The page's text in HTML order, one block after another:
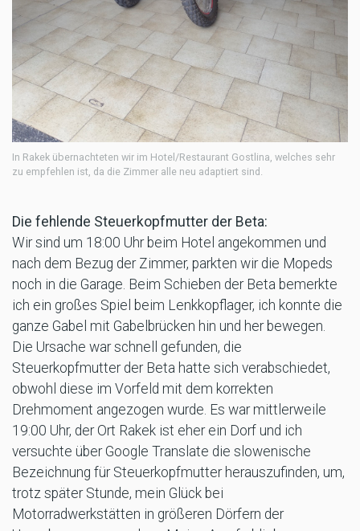
In Rakek übernachteten wir im Hotel/Restaurant Gostlina, welches sehr
zu empfehlen ist, da die Zimmer alle neu adaptiert sind.
Die fehlende Steuerkopfmutter der Beta:
Wir sind um 18:00 Uhr beim Hotel angekommen und
nach dem Bezug der Zimmer, parkten wir die Mopeds
noch in die Garage. Beim Schieben der Beta bemerkte
ich ein großes Spiel beim Lenkkopflager, ich konnte die
ganze Gabel mit Gabelbrücken hin und her bewegen.
Die Ursache war schnell gefunden, die
Steuerkopfmutter der Beta hatte sich verabschiedet,
obwohl diese im Vorfeld mit dem korrekten
Drehmoment angezogen wurde. Es war mittlerweile
19:00 Uhr, der Ort Rakek ist eher ein Dorf und ich
versuchte über Google Translate die slowenische
Bezeichnung für Steuerkopfmutter herauszufinden, um,
trotz später Stunde, mein Glück bei
Motorradwerkstätten in größeren Dörfern der